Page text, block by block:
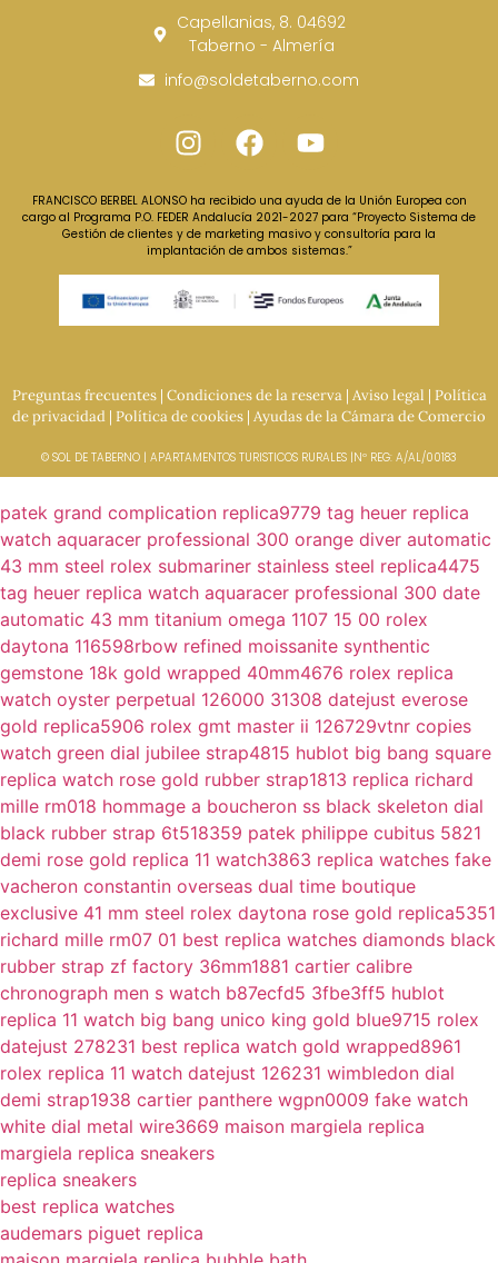
Capellanias, 8. 04692
Taberno - Almería
info@soldetaberno.com
FRANCISCO BERBEL ALONSO ha recibido una ayuda de la Unión Europea con
cargo al Programa P.O. FEDER Andalucía 2021-2027 para “Proyecto Sistema de
Gestión de clientes y de marketing masivo y consultoría para la
implantación de ambos sistemas.”
Preguntas frecuentes| Condiciones de la reserva| Aviso legal | Política
de privacidad | Política de cookies | Ayudas de la Cámara de Comercio
© SOL DE TABERNO | APARTAMENTOS TURISTICOS RURALES |Nº REG: A/AL/00183
patek grand complication replica9779 tag heuer replica
watch aquaracer professional 300 orange diver automatic
43 mm steel rolex submariner stainless steel replica4475
tag heuer replica watch aquaracer professional 300 date
automatic 43 mm titanium omega 1107 15 00 rolex
daytona 116598rbow refined moissanite synthentic
gemstone 18k gold wrapped 40mm4676 rolex replica
watch oyster perpetual 126000 31308 datejust everose
gold replica5906 rolex gmt master ii 126729vtnr copies
watch green dial jubilee strap4815 hublot big bang square
replica watch rose gold rubber strap1813 replica richard
mille rm018 hommage a boucheron ss black skeleton dial
black rubber strap 6t518359 patek philippe cubitus 5821
demi rose gold replica 11 watch3863 replica watches fake
vacheron constantin overseas dual time boutique
exclusive 41 mm steel rolex daytona rose gold replica5351
richard mille rm07 01 best replica watches diamonds black
rubber strap zf factory 36mm1881 cartier calibre
chronograph men s watch b87ecfd5 3fbe3ff5 hublot
replica 11 watch big bang unico king gold blue9715 rolex
datejust 278231 best replica watch gold wrapped8961
rolex replica 11 watch datejust 126231 wimbledon dial
demi strap1938 cartier panthere wgpn0009 fake watch
white dial metal wire3669 maison margiela replica
margiela replica sneakers
replica sneakers
best replica watches
audemars piguet replica